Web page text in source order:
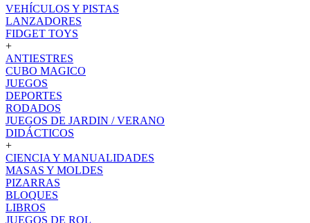
VEHÍCULOS Y PISTAS
LANZADORES
FIDGET TOYS
+
ANTIESTRES
CUBO MAGICO
JUEGOS
DEPORTES
RODADOS
JUEGOS DE JARDIN / VERANO
DIDÁCTICOS
+
CIENCIA Y MANUALIDADES
MASAS Y MOLDES
PIZARRAS
BLOQUES
LIBROS
JUEGOS DE ROL